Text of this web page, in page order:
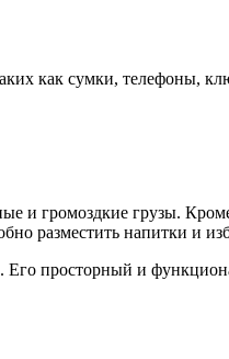
как сумки, телефоны,
и громоздкие грузы.
разместить напитки и
просторный и